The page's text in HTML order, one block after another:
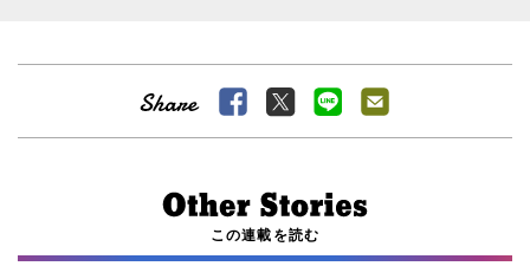
この連載を読む